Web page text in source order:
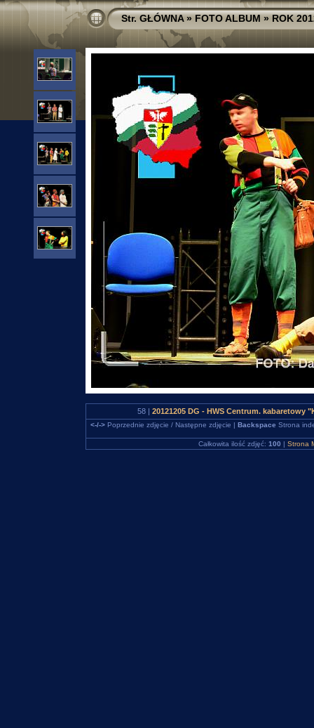
Str. GŁÓWNA»FOTO ALBUM»ROK
58 | 20121205 DG - HWS Centrum. kabaretowy
<-/->Poprzednie zdjęcie / Następne zdjęcie | Backspace Strona
Całkowita ilość zdjęć: 100 | Strona